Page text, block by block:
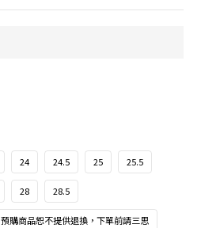
24 24.5 25 25.5
28 28.5
預購商品恕不提供退換，下單前請三思